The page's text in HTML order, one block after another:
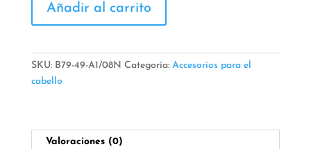
Corona
cantidad
Añadir al carrito
SKU: B79-49-A1/08N Categoría: Accesorios para el
cabello
Valoraciones (0)